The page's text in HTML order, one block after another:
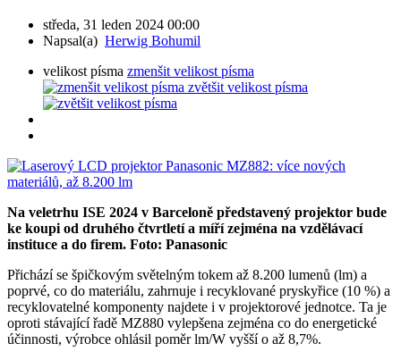
středa, 31 leden 2024 00:00
Napsal(a) Herwig Bohumil
velikost písma zmenšit velikost písma
zvětšit velikost písma
Na veletrhu ISE 2024 v Barceloně představený projektor bude
ke koupi od druhého čtvrtletí a míří zejména na vzdělávací
instituce a do firem. Foto: Panasonic
Přichází se špičkovým světelným tokem až 8.200 lumenů (lm) a
poprvé, co do materiálu, zahrnuje i recyklované pryskyřice (10 %) a
recyklovatelné komponenty najdete i v projektorové jednotce. Ta je
oproti stávající řadě MZ880 vylepšena zejména co do energetické
účinnosti, výrobce ohlásil poměr lm/W vyšší o až 8,7%.